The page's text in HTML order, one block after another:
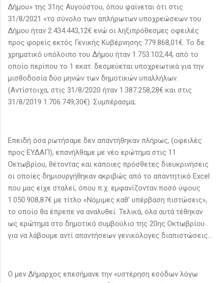
Δήμου» της 31ης Αυγούστου, όπου φαίνεται ότι στις
31/8/2021 «το σύνολο των απλήρωτων υποχρεώσεων του
Δήμου ήταν 2.434.443,12€ ενώ οι ληξιπρόθεσμες οφειλές
προς φορείς εκτός Γενικής Κυβέρνησης 779.868,01€. Το δε
χρηματικό υπόλοιπο του Δήμου ήταν 1.753.102,44, από το
οποίο περίπου το 1 εκατ. δεσμεύεται υποχρεωτικά για την
μισθοδοσία δύο μηνών των δημοτικών υπαλλήλων.
(Αντίστοιχα, στις 31/8/2020 ήταν 1.387.258,28€ και στις
31/8/2019 1.706.749,30€). Συμπέρασμα;
Επειδή όσα ρωτήσαμε δεν απαντήθηκαν πλήρως, (οφειλές
προς ΕΥΔΑΠ), επανήλθαμε με νέο ερώτημα στις 11
Οκτωβρίου, θέτοντας και κάποιες πρόσθετες διευκρινήσεις
οι οποίες δημιουργήθηκαν ακριβώς από το απαντητικό Excel
που μας είχε σταλεί, όπου π.χ. εμφανίζονταν ποσό ύψους
1.050.908,87€ με τίτλο «Νόμιμες καθ’ υπέρβαση πιστώσεις»,
το οποίο θα έπρεπε να αναλυθεί. Τελικά, όλα αυτά τέθηκαν
ως ερώτημα στο δημοτικό συμβούλιο της 20ης Οκτωβρίου
για να λάβουμε αντί απαντήσεων γενικόλογες διαπιστώσεις...
Ο μεν Δήμαρχος επεσήμανε την «υστέρηση εσόδων λόγω